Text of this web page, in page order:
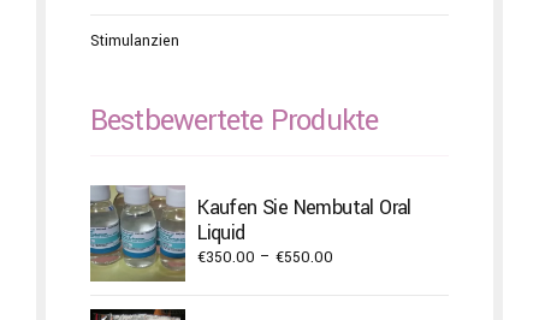
Stimulanzien
Bestbewertete Produkte
Kaufen Sie Nembutal Oral
Liquid
€350.00 – €550.00